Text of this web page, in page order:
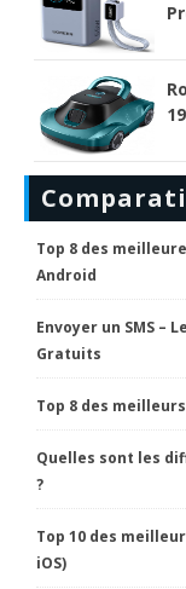
Top 8 des
Android
Envoyer un SMS –
Gratuits
Top 8 des
Quelles sont les
?
Top 10 des
iOS)